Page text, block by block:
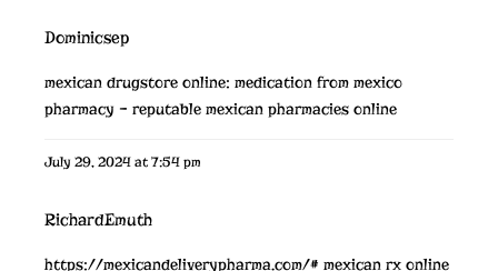
Dominicsep
mexican drugstore online: medication from mexico
pharmacy – reputable mexican pharmacies online
July 29, 2024 at 7:54 pm
RichardEmuth
https://mexicandeliverypharma.com/# mexican rx online